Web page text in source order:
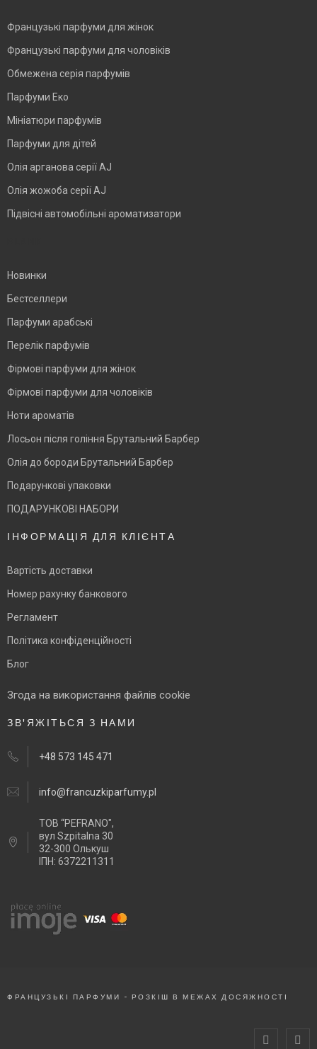
Французькі парфуми для жінок
Французькі парфуми для чоловіків
Обмежена серія парфумів
Парфуми Еко
Мініатюри парфумів
Парфуми для дітей
Олія арганова серії AJ
Олія жожоба серії AJ
Підвісні автомобільні ароматизатори
Новинки
Бестселлери
Парфуми арабські
Перелік парфумів
Фірмові парфуми для жінок
Фірмові парфуми для чоловіків
Ноти ароматів
Лосьон після гоління Брутальний Барбер
Олія до бороди Брутальний Барбер
Подарункові упаковки
ПОДАРУНКОВІ НАБОРИ
ІНФОРМАЦІЯ ДЛЯ КЛІЄНТА
Вартість доставки
Номер рахунку банкового
Регламент
Політика конфіденційності
Блог
Згода на використання файлів cookie
ЗВ'ЯЖІТЬСЯ З НАМИ
+48 573 145 471
info@francuzkiparfumy.pl
ТОВ “PEFRANO",
вул Szpitalna 30
32-300 Олькуш
ІПН: 6372211311
ФРАНЦУЗЬКІ ПАРФУМИ - РОЗКІШ В МЕЖАХ ДОСЯЖНОСТІ